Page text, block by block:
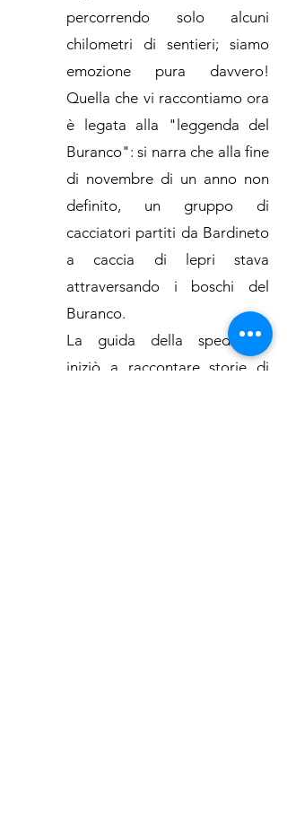
percorrendo solo alcuni
chilometri di sentieri; siamo
emozione pura davvero!
Quella che vi raccontiamo ora
è legata alla "leggenda del
Buranco": si narra che alla fine
di novembre di un anno non
definito, un gruppo di
cacciatori partiti da Bardineto
a caccia di lepri stava
attraversando i boschi del
Buranco.
La guida della spedizione
iniziò a raccontare storie di